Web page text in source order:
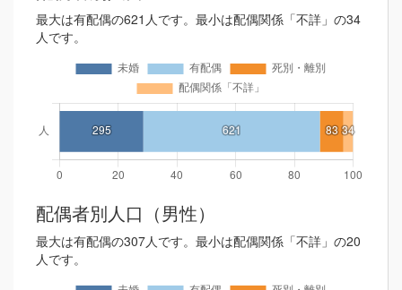
最大は有配偶の621人です。最小は配偶関係「不詳」の34
人です。
配偶者別人口（男性）
最大は有配偶の307人です。最小は配偶関係「不詳」の20
人です。